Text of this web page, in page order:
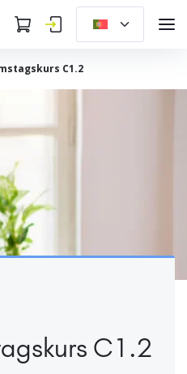
C1.2
C1.2